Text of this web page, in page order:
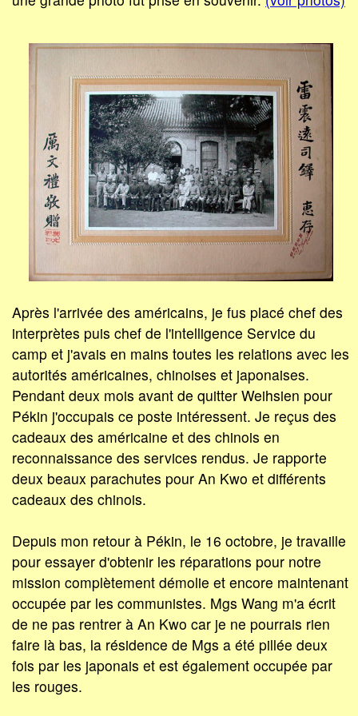
Après l'arrivée des américains, je fus placé chef des
interprètes puis chef de l'intelligence Service du
camp et j'avais en mains toutes les relations avec les
autorités américaines, chinoises et japonaises.
Pendant deux mois avant de quitter Weihsien pour
Pékin j'occupais ce poste intéressent. Je reçus des
cadeaux des américaine et des chinois en
reconnaissance des services rendus. Je rapporte
deux beaux parachutes pour An Kwo et différents
cadeaux des chinois.
Depuis mon retour à Pékin, le 16 octobre, je travaille
pour essayer d'obtenir les réparations pour notre
mission complètement démolie et encore maintenant
occupée par les communistes. Mgs Wang m'a écrit
de ne pas rentrer à An Kwo car je ne pourrais rien
faire là bas, la résidence de Mgs a été pillée deux
fois par les japonais et est également occupée par
les rouges.